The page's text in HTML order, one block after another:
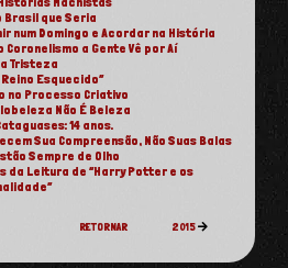
Brasil que Seria
num Domingo e Acordar na História
Coronelismo a Gente Vê por Aí
Tristeza
Reino Esquecido”
no Processo Criativo
Não É Beleza
14 anos.
Sua Compreensão, Não Suas Balas
Sempre de Olho
da Leitura de “Harry Potter e os
RETORNAR 2015